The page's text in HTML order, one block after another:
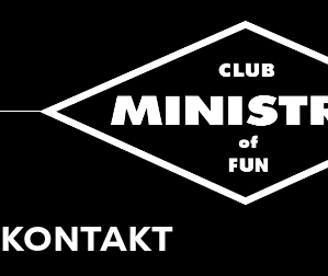
KONTAKT